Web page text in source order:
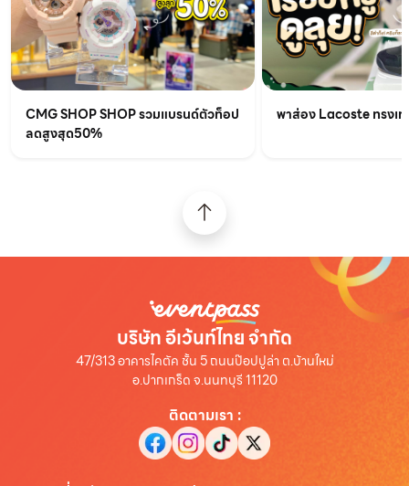
CMG SHOP SHOP รวมแบรนด์ตัวท็อป
ลดสูงสุด50%
พาส่อง Lacoste ทรงเ
บริษัท อีเว้นท์ไทย จำกัด
47/313 อาคารไคตัค ชั้น 5 ถนนป๊อปปูล่า ต.บ้านใหม่
อ.ปากเกร็ด จ.นนทบุรี 11120
ติดตามเรา :